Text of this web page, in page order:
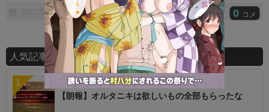
2017/06/12 0 コメ
人気記事ランキング
【朗報】オルタニキは欲しいもの全部もらったな